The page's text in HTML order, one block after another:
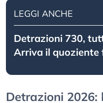
LEGGI ANCHE
Detrazioni 730,
Arriva il quoziente
Detrazioni 2026: